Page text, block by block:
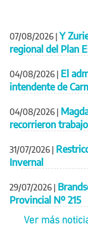
07/08/2026 | Y
regional del Plan
04/08/2026 | El
intendente de
04/08/2026 |
recorrieron
31/07/2026 |
Invernal
29/07/2026 |
Provincial Nº 215
Ver más